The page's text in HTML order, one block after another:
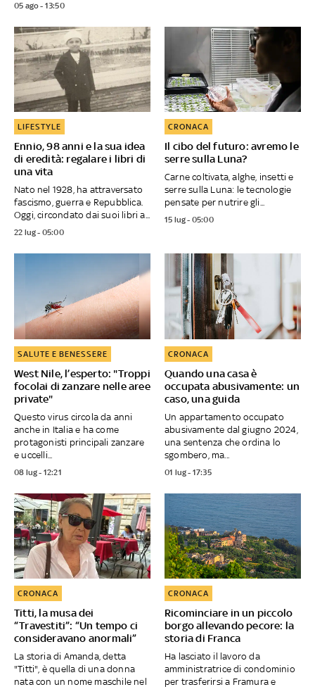
05 ago - 13:50
Ennio, 98 anni e la sua idea
di eredità: regalare i libri di
una vita
LIFESTYLE
Nato nel 1928, ha attraversato
fascismo, guerra e Repubblica.
Oggi, circondato dai suoi libri a...
22 lug - 05:00
Il cibo del futuro: avremo le
serre sulla Luna?
CRONACA
Carne coltivata, alghe, insetti e
serre sulla Luna: le tecnologie
pensate per nutrire gli...
15 lug - 05:00
West Nile, l’esperto: "Troppi
focolai di zanzare nelle aree
private"
SALUTE E BENESSERE
Questo virus circola da anni
anche in Italia e ha come
protagonisti principali zanzare
e uccelli...
08 lug - 12:21
Quando una casa è
occupata abusivamente: un
caso, una guida
CRONACA
Un appartamento occupato
abusivamente dal giugno 2024,
una sentenza che ordina lo
sgombero, ma...
01 lug - 17:35
Titti, la musa dei
“Travestiti”: “Un tempo ci
consideravano anormali”
CRONACA
La storia di Amanda, detta
"Titti", è quella di una donna
nata con un nome maschile nel
Ricominciare in un piccolo
borgo allevando pecore: la
storia di Franca
CRONACA
Ha lasciato il lavoro da
amministratrice di condominio
per trasferirsi a Framura e